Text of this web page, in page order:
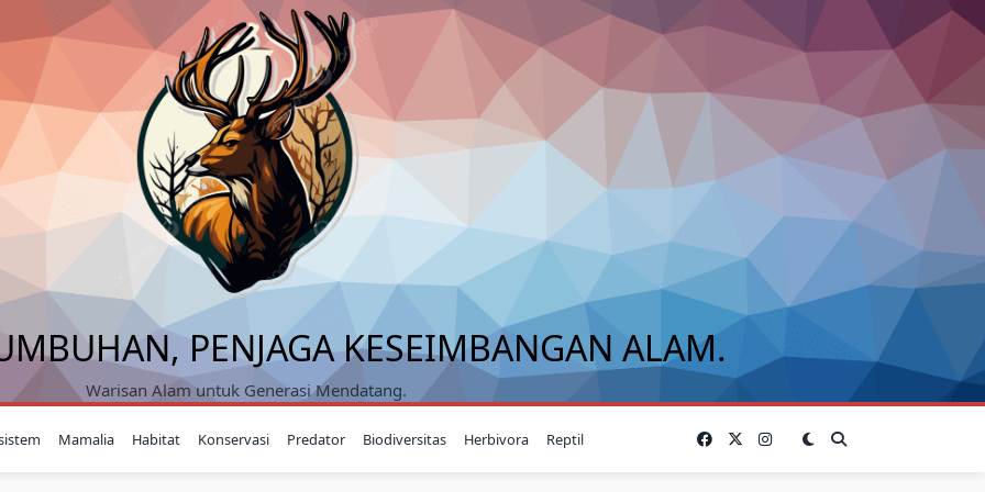
PENJAGA KESEIMBANGAN ALAM.
Warisan Alam untuk Generasi Mendatang.
Mamalia Habitat Konservasi Predator Biodiversitas Herbivora Reptil